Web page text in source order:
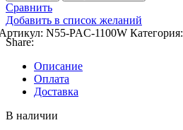
Сравнить
Добавить в список желаний
N55-PAC-1100W Категория:
Share:
Описание
Оплата
Доставка
В наличии